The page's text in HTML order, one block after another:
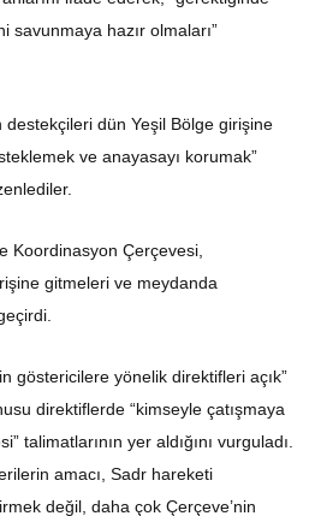
savunmaya hazır olmaları”
dün Yeşil Bölge girişine
ve anayasayı korumak”
Koordinasyon Çerçevesi,
gitmeleri ve meydanda
göstericilere yönelik direktifleri açık”
direktiflerde “kimseyle çatışmaya
talimatlarının yer aldığını vurguladı.
amacı, Sadr hareketi
değil, daha çok Çerçeve’nin